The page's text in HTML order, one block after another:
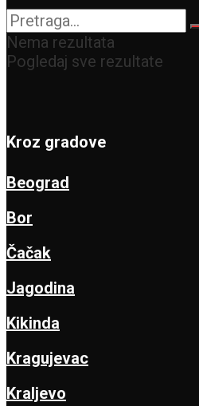
Nema rezultata
Pogledaj sve rezultate
Kroz gradove
Beograd
Bor
Čačak
Jagodina
Kikinda
Kragujevac
Kraljevo